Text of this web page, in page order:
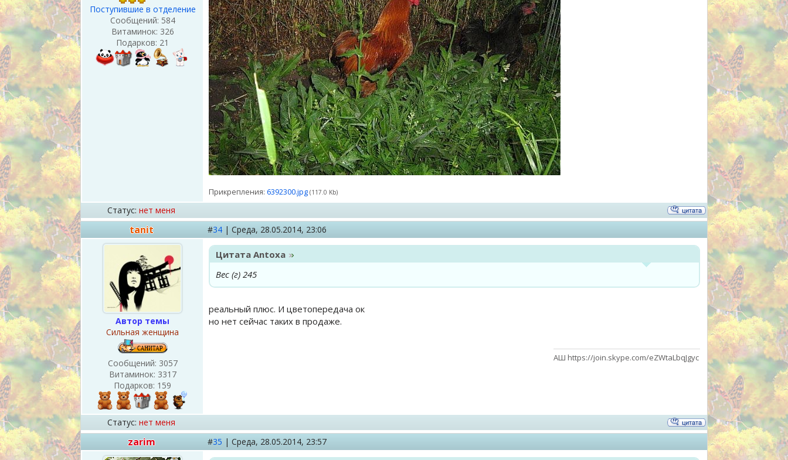
Поступившие в отделение
Сообщений: 584
Витаминок: 326
Подарков: 21
Прикрепления: 6392300.jpg (117.0 Kb)
Статус: нет меня
tanit #34 | Среда, 28.05.2014, 23:06
Автор темы
Сильная женщина
Сообщений: 3057
Витаминок: 3317
Подарков: 159
Цитата Antoxa
Вес (г) 245
реальный плюс. И цветопередача ок
но нет сейчас таких в продаже.
АШ https://join.skype.com/eZWtaLbqJgyc
Статус: нет меня
zarim #35 | Среда, 28.05.2014, 23:57